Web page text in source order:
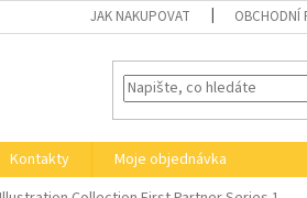
JAK NAKUPOVAT OBCHODNÍ
Kontakty
Moje objednávka